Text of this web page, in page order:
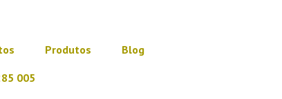
Produtos Blog
005